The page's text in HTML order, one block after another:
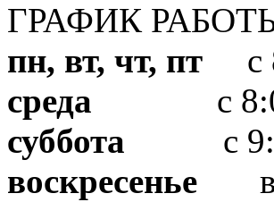
ГРАФИК
пн, вт, чт, пт с
среда с 8:00
суббота с
воскресенье